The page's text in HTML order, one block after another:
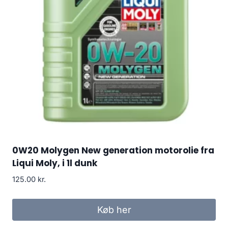
0W20 Molygen New generation motorolie fra
Liqui Moly, i 1l dunk
125.00 kr.
Køb her